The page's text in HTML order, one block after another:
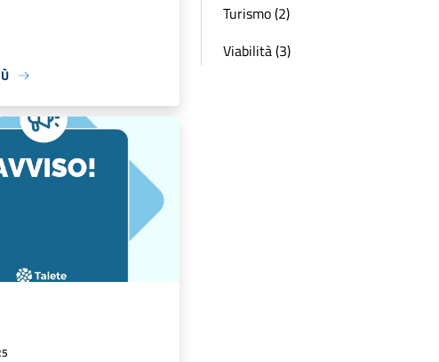
Turismo (2)
Viabilità (3)